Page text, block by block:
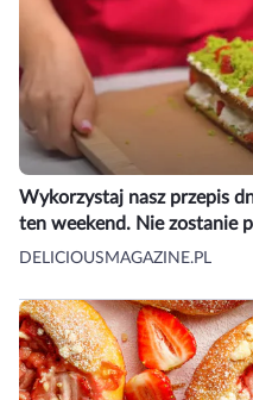
Wykorzystaj nasz przepis
ten weekend. Nie zostanie
DELICIOUSMAGAZINE.PL